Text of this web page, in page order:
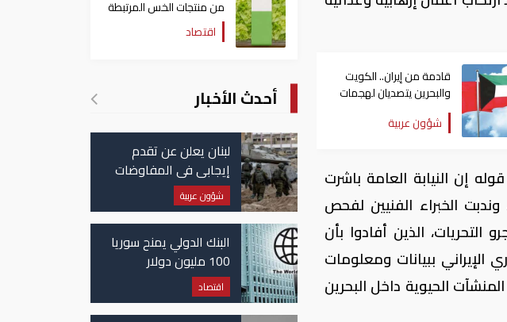
قادمة من إيران.. الكويت
والبحرين يتصديان لهجمات
صاروخية متجددة
شؤون عربية
إن النيابة العامة باشرت
الخبراء الفنيين لفحص
الذين أفادوا بأن
ببيانات ومعلومات
الحيوية داخل البحرين
من منتجات الخس المرتبطة
بتفشي داء السيكلوسبورا
اقتصاد
أحدث الأخبار
لبنان يعلن عن تقدم
إيجابي في المفاوضات
مع إسرائيل.. وأمريكا
تضغط لوقف النار في
غزة
شؤون عربية
البنك الدولي يمنح سوريا
100 مليون دولار
اقتصاد